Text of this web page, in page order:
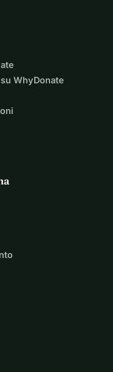
WhyDonate